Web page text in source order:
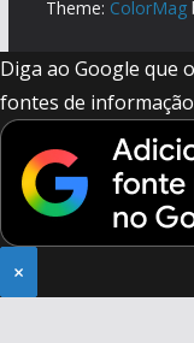
Theme: ColorMag
Diga ao Google que
fontes de
×